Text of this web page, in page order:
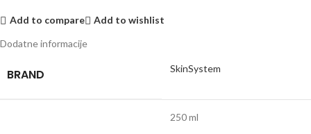
Add to compare
Add to wishlist
Dodatne informacije
BRAND SkinSystem
250 ml